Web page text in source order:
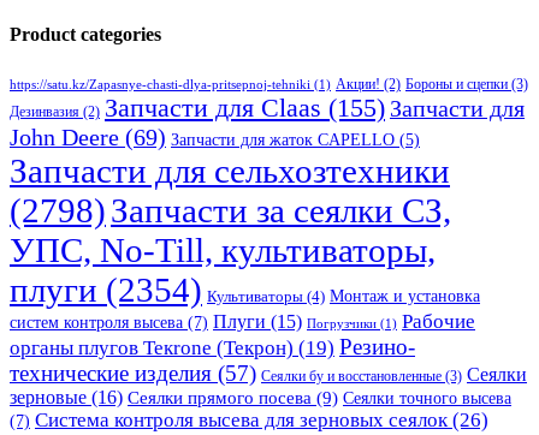
Product categories
https://satu.kz/Zapasnye-chasti-dlya-pritsepnoj-tehniki (1) Акции! (2) Бороны и сцепки (3)
Дезинвазия (2) Запчасти для Claas (155) Запчасти для
John Deere (69) Запчасти для жаток CAPELLO (5)
Запчасти для сельхозтехники
(2798)Запчасти за сеялки СЗ,
УПС, No-Till, культиваторы,
плуги (2354) Культиваторы (4) Монтаж и установка
систем контроля высева (7) Плуги (15) Погрузчики (1) Рабочие
органы плугов Текrоne (Текрон) (19) Резино-
технические изделия (57) Сеялки бу и восстановленные (3) Сеялки
зерновые (16) Сеялки прямого посева (9) Сеялки точного высева
(7) Система контроля высева для зерновых сеялок (26)